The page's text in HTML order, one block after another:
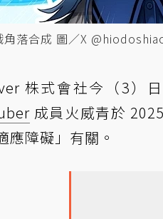
角落合成 圖／X
株式會社今（3）
成員火威青於
應障礙」有關。